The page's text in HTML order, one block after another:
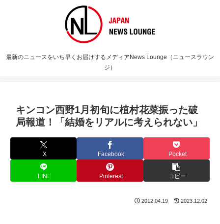
最新のニュースをいち早くお届けするメディアNews Lounge（ニュースラウン
ジ）
キンコン西野1月初旬に植村花菜振った破
局報道！「結婚をリアルに考えられない」
X Facebook Pocket
LINE Pinterest コピー
2012.04.19 2023.12.02